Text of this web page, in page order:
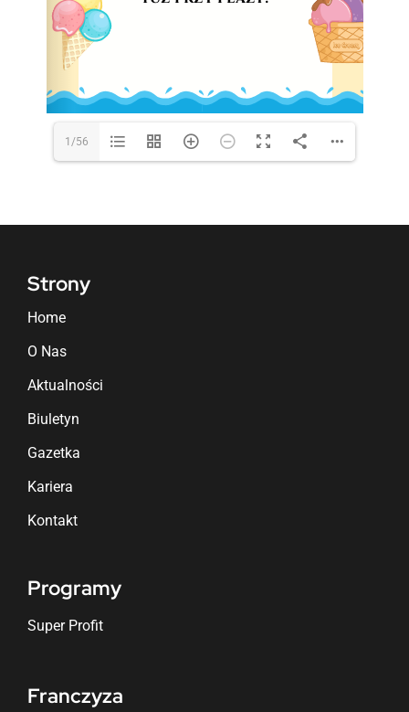
1/56
Strony
Home
O Nas
Aktualności
Biuletyn
Gazetka
Kariera
Kontakt
Programy
Super Profit
Franczyza